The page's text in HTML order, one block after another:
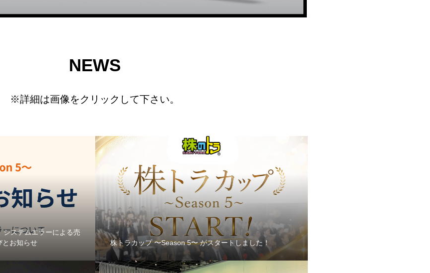
NEWS
※詳細は画像をクリックして下さい。
システムエラーによる売
とお知らせ
株トラカップ 〜Season 5〜 がスタートしました！